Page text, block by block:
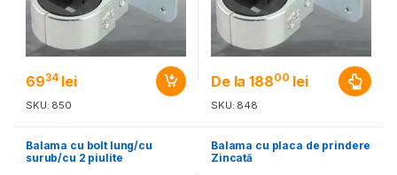
6934 lei
SKU: 850
De la 18800 lei
SKU: 848
Balama cu bolt lung/cu
surub/cu 2 piulite
Balama cu placa de prindere
Zincată